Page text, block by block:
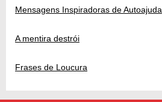
Mensagens Inspiradoras de Autoajuda
A mentira destrói
Frases de Loucura